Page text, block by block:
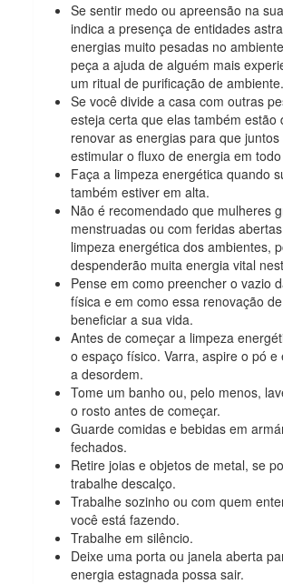
Se sentir medo ou apreensão na
indica a presença de entidades
energias muito pesadas no
peça a ajuda de alguém mais
um ritual de purificação de ambiente.
Se você divide a casa com outras
esteja certa que elas também estão
renovar as energias para que juntos
estimular o fluxo de energia em
Faça a limpeza energética quando
também estiver em alta.
Não é recomendado que mulheres
menstruadas ou com feridas
limpeza energética dos ambientes,
despenderão muita energia vital
Pense em como preencher o vazio
física e em como essa renovação
beneficiar a sua vida.
Antes de começar a limpeza
o espaço físico. Varra, aspire o pó e
a desordem.
Tome um banho ou, pelo menos,
o rosto antes de começar.
Guarde comidas e bebidas em
fechados.
Retire joias e objetos de metal, se
trabalhe descalço.
Trabalhe sozinho ou com quem
você está fazendo.
Trabalhe em silêncio.
Deixe uma porta ou janela aberta
energia estagnada possa sair.